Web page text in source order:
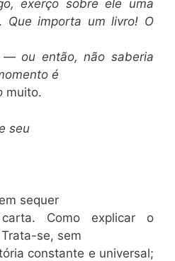
exerço sobre ele uma
Que importa um livro! O
—ou então, não saberia
é
muito.
seu
sequer
Como explicar o
Trata-se, sem
constante e universal;